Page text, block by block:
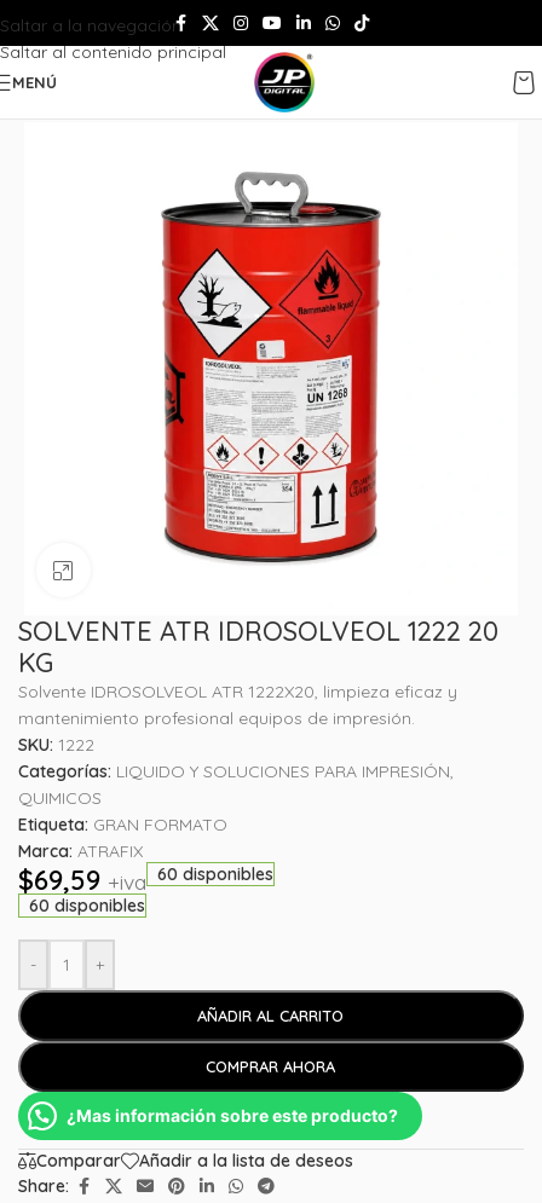
Saltar a la navegación
Saltar al contenido principal
MENÚ
Haga clic para ampliar
SOLVENTE ATR IDROSOLVEOL 1222 20
KG
Solvente IDROSOLVEOL ATR 1222X20, limpieza eficaz y
mantenimiento profesional equipos de impresión.
SKU: 1222
Categorías: LIQUIDO Y SOLUCIONES PARA IMPRESIÓN,
QUIMICOS
Etiqueta: GRAN FORMATO
Marca: ATRAFIX
$69,59 +iva 60 disponibles
60 disponibles
- +
AÑADIR AL CARRITO
COMPRAR AHORA
¿Mas información sobre este producto?
Comparar
Añadir a la lista de deseos
Share: